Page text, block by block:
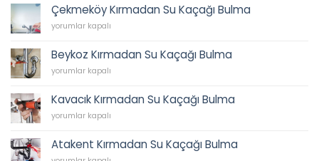
için
Kaçağı
Bulma
Çekmeköy Kırmadan Su Kaçağı Bulma
Çekmeköy
Kaçağı
Bulma
yorumlar kapalı
Beykoz Kırmadan Su Kaçağı Bulma
Beykoz
Kaçağı
Bulma
yorumlar kapalı
Kavacık Kırmadan Su Kaçağı Bulma
Kavacık
Kaçağı
yorumlar kapalı
Atakent Kırmadan Su Kaçağı Bulma